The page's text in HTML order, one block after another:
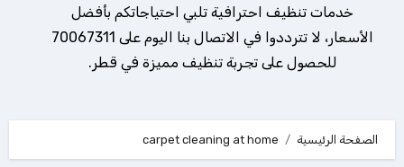
خدمات تنظيف احترافية تلبي احتياجاتكم بأفضل
الأسعار، لا تترددوا في الاتصال بنا اليوم على 70067311
للحصول على تجربة تنظيف مميزة في قطر.
الصفحة الرئيسية carpet cleaning at home